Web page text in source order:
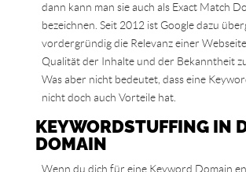
dann kann man sie auch als Exact Match
bezeichnen. Seit 2012 ist Google dazu
vordergründig die Relevanz einer
Qualität der Inhalte und der Bekanntheit
Was aber nicht bedeutet, dass eine
nicht doch auch Vorteile hat.
KEYWORDSTUFFING IN
DOMAIN
Wenn du dich für eine Keyword Domain